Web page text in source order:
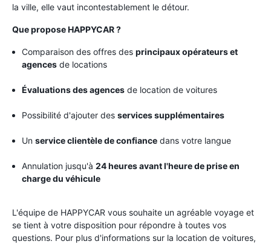
la ville, elle vaut incontestablement le détour.
Que propose HAPPYCAR ?
Comparaison des offres des principaux opérateurs et
agences de locations
Évaluations des agences de location de voitures
Possibilité d'ajouter des services supplémentaires
Un service clientèle de confiance dans votre langue
Annulation jusqu'à 24 heures avant l'heure de prise en
charge du véhicule
L'équipe de HAPPYCAR vous souhaite un agréable voyage et
se tient à votre disposition pour répondre à toutes vos
questions. Pour plus d'informations sur la location de voitures,